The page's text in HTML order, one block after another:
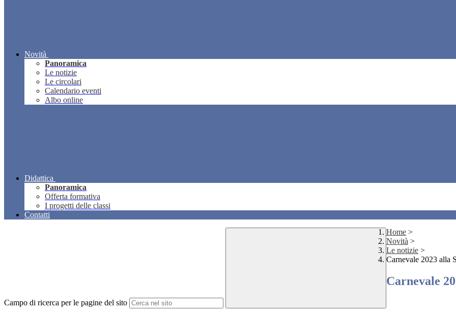
Novità
Panoramica
Le notizie
Le circolari
Calendario eventi
Albo online
Didattica
Panoramica
Offerta formativa
I progetti delle classi
Contatti
Campo di ricerca per le pagine del sito
Home >
Novità >
Le notizie >
Carnevale 2023 alla
Carnevale